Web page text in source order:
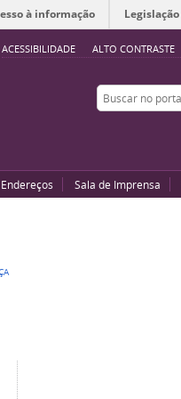
ACESSIBILIDADE ALTO CONTRASTE
à informação Legislação
Buscar no portal
Endereços Sala de Imprensa